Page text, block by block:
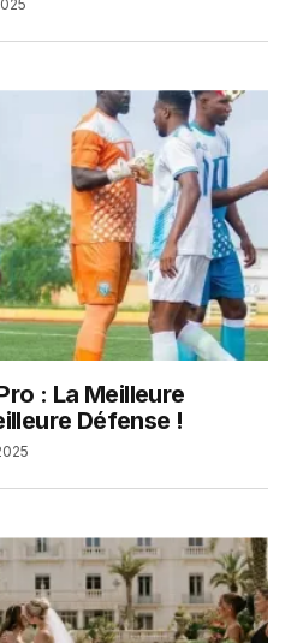
: La Meilleure
Défense !